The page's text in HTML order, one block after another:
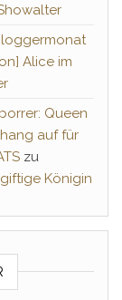
Alice im
Queen
auf für
zu
Königin